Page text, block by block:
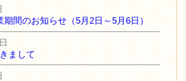
間のお知らせ（5月2日～5月6日）
まして